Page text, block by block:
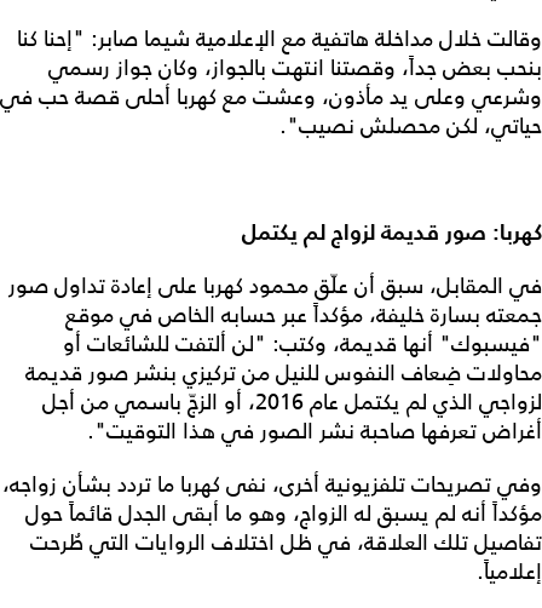
وقالت خلال مداخلة هاتفية مع الإعلامية شيما صابر: "إحنا كنا
بنحب بعض جداً، وقصتنا انتهت بالجواز، وكان جواز رسمي
وشرعي وعلى يد مأذون، وعشت مع كهربا أحلى قصة حب في
حياتي، لكن محصلش نصيب".
كهربا: صور قديمة لزواج لم يكتمل
في المقابل، سبق أن علّق محمود كهربا على إعادة تداول صور
جمعته بسارة خليفة، مؤكداً عبر حسابه الخاص في موقع
"فيسبوك" أنها قديمة، وكتب: "لن ألتفت للشائعات أو
محاولات ضِعاف النفوس للنيل من تركيزي بنشر صور قديمة
لزواجي الذي لم يكتمل عام 2016، أو الزجّ باسمي من أجل
أغراض تعرفها صاحبة نشر الصور في هذا التوقيت".
وفي تصريحات تلفزيونية أخرى، نفى كهربا ما تردد بشأن زواجه،
مؤكداً أنه لم يسبق له الزواج، وهو ما أبقى الجدل قائماً حول
تفاصيل تلك العلاقة، في ظل اختلاف الروايات التي طُرحت
إعلامياً.